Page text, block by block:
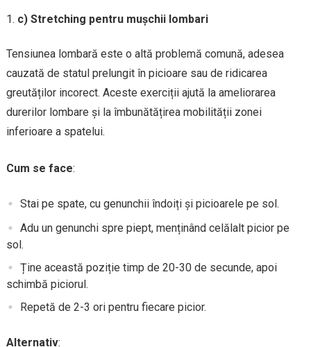
c) Stretching pentru mușchii lombari
Tensiunea lombară este o altă problemă comună, adesea
cauzată de statul prelungit în picioare sau de ridicarea
greutăților incorect. Aceste exerciții ajută la ameliorarea
durerilor lombare și la îmbunătățirea mobilității zonei
inferioare a spatelui.
Cum se face:
Stai pe spate, cu genunchii îndoiți și picioarele pe sol.
Adu un genunchi spre piept, menținând celălalt picior pe
sol.
Ține această poziție timp de 20-30 de secunde, apoi
schimbă piciorul.
Repetă de 2-3 ori pentru fiecare picior.
Alternativ: